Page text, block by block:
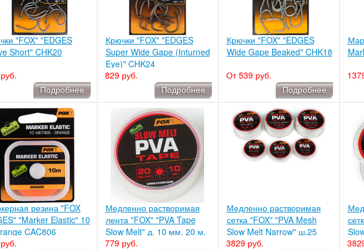
"FOX" "EDGES
Short" CHK20
Подробнее
Крючки "FOX" "EDGES
Super Wide Gape (Inturned
Eye)" CHK24
829 руб.
Подробнее
Крючки "FOX" "EDGES
Wide Gape Beaked" CHK18
От 539 руб.
Подробнее
резина "FOX
"Marker Elastic" 10
CAC806
Медленно растворимая
лента "FOX" "PVA Tape
Slow Melt" д. 10 мм. 20 м.
CPV081
779 руб.
Медленно растворимая
сетка "FOX" "PVA Mesh
Slow Melt Narrow" ш.25
мм. 20 м. CPV079
3829 руб.
м.